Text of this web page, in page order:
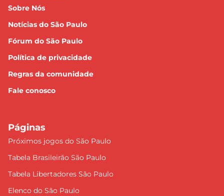
Sobre Nós
Notícias do São Paulo
Fórum do São Paulo
Política de privacidade
Regras da comunidade
Fale conosco
Páginas
Próximos jogos do São Paulo
Tabela Brasileirão São Paulo
Tabela Libertadores São Paulo
Elenco do São Paulo